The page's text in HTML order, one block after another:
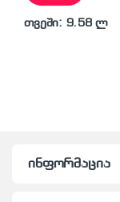
თვეში: 9.58 ლ
ინფორმაცია